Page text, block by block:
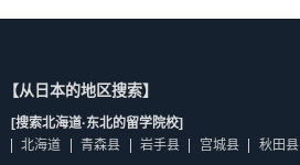
【从日本的地区搜索】
[搜索北海道·东北的留学院校]
北海道
青森县 岩手县 宫城县 秋田县